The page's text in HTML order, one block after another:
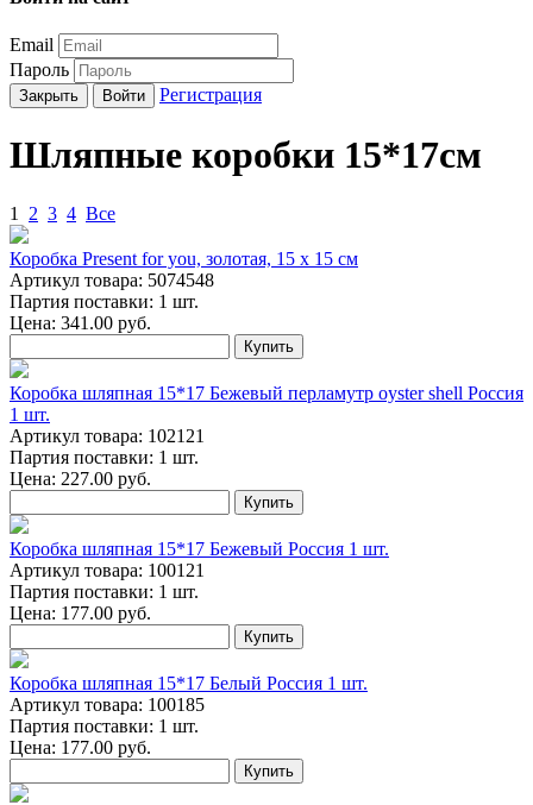
Email
Пароль
Закрыть Войти Регистрация
Шляпные коробки 15*17см
1 2 3 4 Все
Коробка Present for you, золотая, 15 х 15 см
Артикул товара: 5074548
Партия поставки: 1 шт.
Цена: 341.00 руб.
Купить
Коробка шляпная 15*17 Бежевый перламутр oyster shell Россия
1 шт.
Артикул товара: 102121
Партия поставки: 1 шт.
Цена: 227.00 руб.
Купить
Коробка шляпная 15*17 Бежевый Россия 1 шт.
Артикул товара: 100121
Партия поставки: 1 шт.
Цена: 177.00 руб.
Купить
Коробка шляпная 15*17 Белый Россия 1 шт.
Артикул товара: 100185
Партия поставки: 1 шт.
Цена: 177.00 руб.
Купить